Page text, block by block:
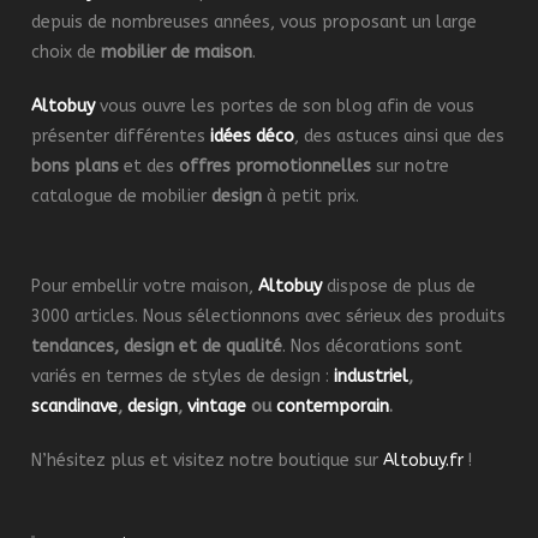
depuis de nombreuses années, vous proposant un large
choix demobilier de maison.
Altobuy vous ouvre les portes de son blog afin de vous
présenter différentesidées déco, des astuces ainsi que des
bons plans et des offres promotionnelles sur notre
catalogue de mobilier design à petit prix.
Pour embellir votre maison,Altobuy dispose de plus de
3000 articles. Nous sélectionnons avec sérieux des produits
tendances, design et de qualité. Nos décorations sont
variés en termes de styles de design :industriel,
scandinave,design,vintage oucontemporain.
N’hésitez plus et visitez notre boutique surAltobuy.fr !